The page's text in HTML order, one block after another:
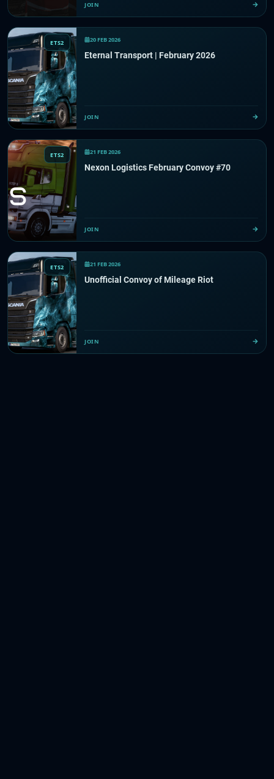
JOIN
ETS2 20 FEB 2026
Eternal Transport | February 2026
JOIN
ETS2 21 FEB 2026
Nexon Logistics February Convoy #70
JOIN
ETS2 21 FEB 2026
Unofficial Convoy of Mileage Riot
JOIN